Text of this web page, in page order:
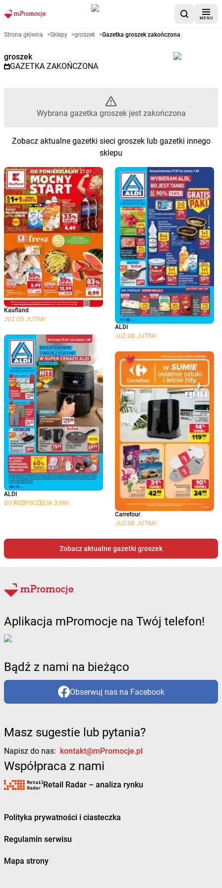
MENU
Gazetka promocyjna groszek
Strona główna >Sklepy >groszek >Gazetka groszek zakończona
groszek
GAZETKA ZAKOŃCZONA
Wybrana gazetka groszek jest zakończona
Zobacz aktualne gazetki sieci groszek lub gazetki innego
sklepu
Kaufland
JUŻ OD JUTRA!
ALDI
DO ROZPOCZĘCIA 3 DNI
ALDI
JUŻ OD JUTRA!
Carrefour
JUŻ OD JUTRA!
Zobacz aktualne gazetki groszek
Aplikacja mPromocje na Twój telefon!
Bądź z nami na bieżąco
Obserwuj nas na Facebook
Masz sugestie lub pytania?
Napisz do nas: kontakt@mPromocje.pl
Współpraca z nami
Retail Radar – analiza rynku
Polityka prywatności i ciasteczka
Regulamin serwisu
Mapa strony